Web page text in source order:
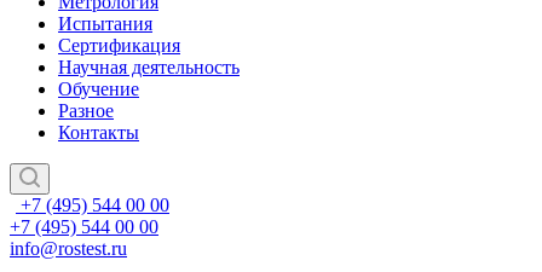
Испытания
Сертификация
Научная деятельность
Обучение
Разное
Контакты
+7 (495) 544 00 00
+7 (495) 544 00 00
info@rostest.ru